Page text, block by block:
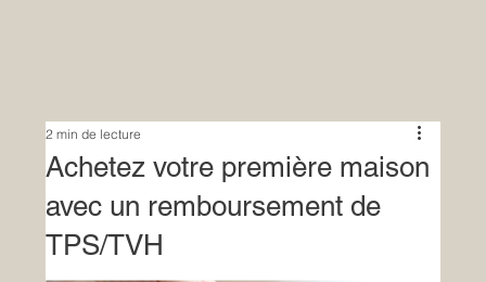
Achetez votre première maison
avec un remboursement de
TPS/TVH
2 min de lecture